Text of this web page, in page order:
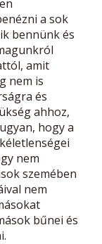
a sok
bennünk és
amit
nem is
és
ahhoz,
hogy a
nem
szemében
nem
bűnei és